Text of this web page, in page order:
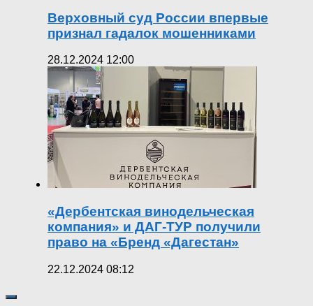
Верховный суд России впервые
признал гадалок мошенниками
28.12.2024 12:00
«Дербентская винодельческая
компания» и ДАГ-ТУР получили
право на «Бренд «Дагестан»
22.12.2024 08:12